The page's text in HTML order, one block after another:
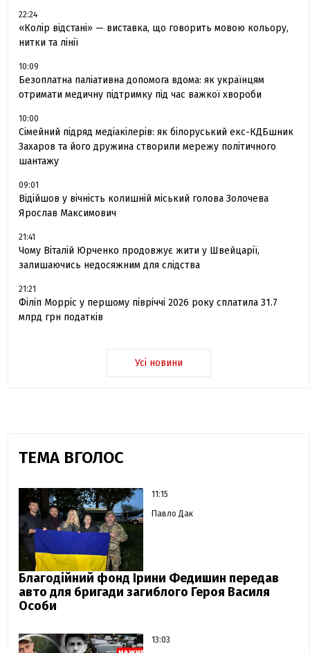
22:24
«Колір відстані» — виставка, що говорить мовою кольору,
нитки та лінії
10:09
Безоплатна паліативна допомога вдома: як українцям
отримати медичну підтримку під час важкої хвороби
10:00
Сімейний підряд медіакілерів: як білоруський екс-КДБшник
Захаров та його дружина створили мережу політичного
шантажу
09:01
Відійшов у вічність колишній міський голова Золочева
Ярослав Максимович
21:41
Чому Віталій Юрченко продовжує жити у Швейцарії,
залишаючись недосяжним для слідства
21:21
Філіп Морріс у першому півріччі 2026 року сплатила 31.7
млрд грн податків
Усі новини
ТЕМА ВГОЛОС
11:15
Павло Дак
Благодійний фонд Ірини Федишин передав
авто для бригади загиблого Героя Василя
Особи
13:03